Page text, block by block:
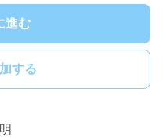
進む
する